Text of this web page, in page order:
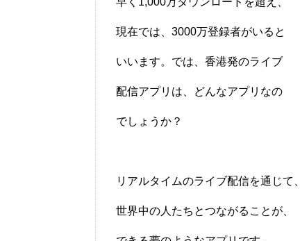
現在では、3000万登録者がいると
いいます。では、香港発のライブ
配信アプリは、どんなアプリなの
でしょうか？
リアルタイムのライブ配信を通じて、
世界中の人たちとつながることが、